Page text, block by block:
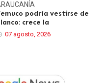
podría vestirse de
crece la
07 agosto, 2026